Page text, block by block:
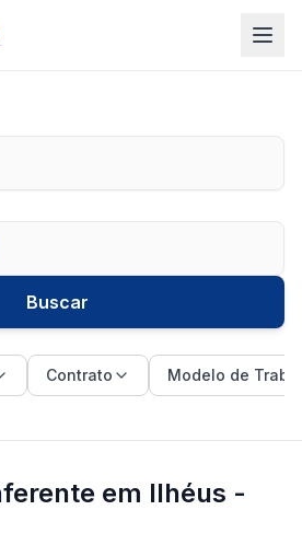
Buscar
Contrato Modelo de
em Ilhéus -